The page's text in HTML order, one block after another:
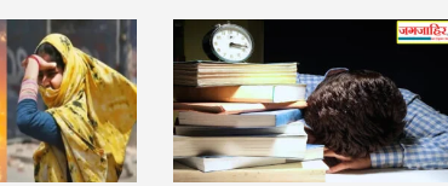
CG News: स्कूटी में उप मुख्यमंत्री अरुण साव,
बरसात से पहले बिलासपुर शहर का लिया जायजा